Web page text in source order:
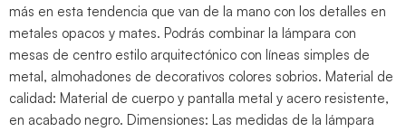
más en esta tendencia que van de la mano con los detalles en
metales opacos y mates. Podrás combinar la lámpara con
mesas de centro estilo arquitectónico con líneas simples de
metal, almohadones de decorativos colores sobrios. Material de
calidad: Material de cuerpo y pantalla metal y acero resistente,
en acabado negro. Dimensiones: Las medidas de la lámpara